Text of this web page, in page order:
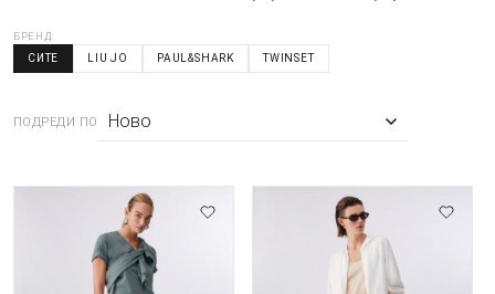
БРЕНД:
СИТЕ LIU JO PAUL&SHARK TWINSET
ПОДРЕДИ ПО